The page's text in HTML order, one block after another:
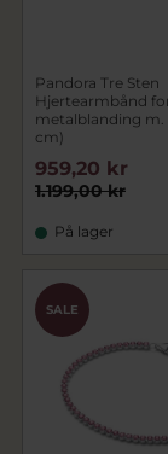
Pandora Tre Sten
Hjertearmbånd
metalblanding m.
cm)
1.199,00 kr
959,20 kr
På lager
SALE